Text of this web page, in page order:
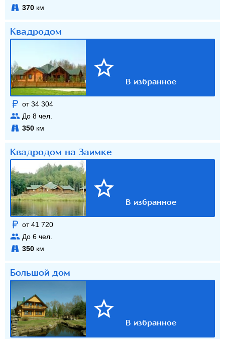
370 км
Квадродом
от 34 304
До 8 чел.
350 км
Квадродом на Заимке
от 41 720
До 6 чел.
350 км
Большой дом